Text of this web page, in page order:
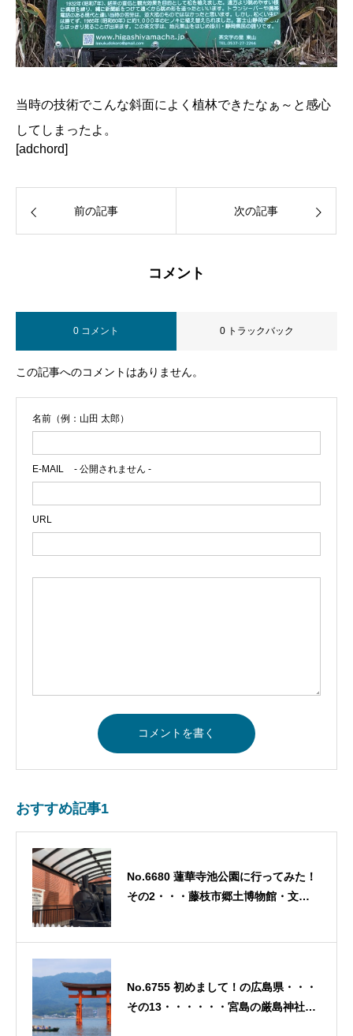
当時の技術でこんな斜面によく植林できたなぁ～と感心
してしまったよ。
[adchord]
前の記事 次の記事
コメント
0 コメント 0 トラックバック
この記事へのコメントはありません。
名前（例：山田 太郎）
E-MAIL - 公開されません -
URL
おすすめ記事1
No.6680 蓮華寺池公園に行ってみた！
その2・・・藤枝市郷土博物館・文学
No.6755 初めまして！の広島県・・・
その13・・・・・・宮島の厳島神社